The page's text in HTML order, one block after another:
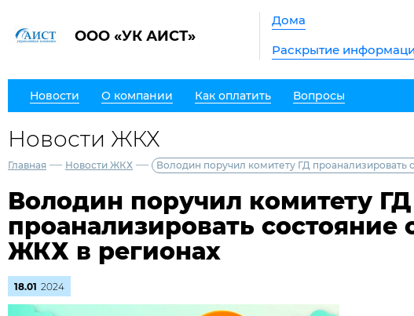
ООО «УК АИСТ»
Дома
Раскрытие
Новости О компании Как оплатить Вопросы
Новости ЖКХ
Главная — Новости ЖКХ — Володин поручил комитету ГД проанализировать
Володин поручил комитету ГД
проанализировать состояние
ЖКХ в регионах
18.01 2024